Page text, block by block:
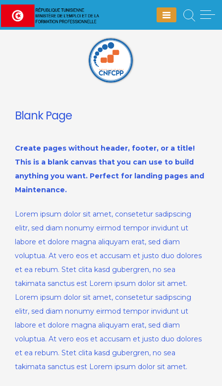
Skip
Blank Page
Create pages without header, footer, or a title!
This is a blank canvas that you can use to build
anything you want. Perfect for landing pages and
Maintenance.
Lorem ipsum dolor sit amet, consetetur sadipscing
elitr, sed diam nonumy eirmod tempor invidunt ut
labore et dolore magna aliquyam erat, sed diam
voluptua. At vero eos et accusam et justo duo dolores
et ea rebum. Stet clita kasd gubergren, no sea
takimata sanctus est Lorem ipsum dolor sit amet.
Lorem ipsum dolor sit amet, consetetur sadipscing
elitr, sed diam nonumy eirmod tempor invidunt ut
labore et dolore magna aliquyam erat, sed diam
voluptua. At vero eos et accusam et justo duo dolores
et ea rebum. Stet clita kasd gubergren, no sea
takimata sanctus est Lorem ipsum dolor sit amet.